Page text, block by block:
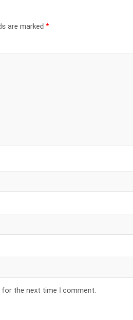
are marked *
for the next time I comment.